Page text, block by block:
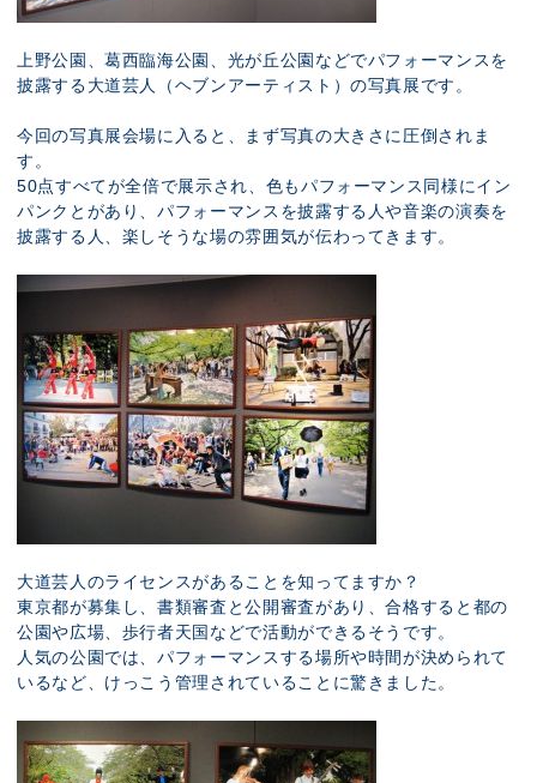
上野公園、葛西臨海公園、光が丘公園などでパフォーマンスを
披露する大道芸人（ヘブンアーティスト）の写真展です。
今回の写真展会場に入ると、まず写真の大きさに圧倒されま
す。
50点すべてが全倍で展示され、色もパフォーマンス同様にイン
パンクとがあり、パフォーマンスを披露する人や音楽の演奏を
披露する人、楽しそうな場の雰囲気が伝わってきます。
大道芸人のライセンスがあることを知ってますか？
東京都が募集し、書類審査と公開審査があり、合格すると都の
公園や広場、歩行者天国などで活動ができるそうです。
人気の公園では、パフォーマンスする場所や時間が決められて
いるなど、けっこう管理されていることに驚きました。